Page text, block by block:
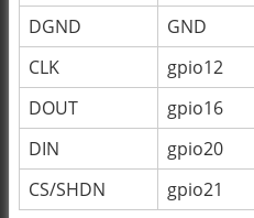
DGND
GND
CLK
gpio12
DOUT
gpio16
DIN
gpio20
CS/SHDN
gpio21